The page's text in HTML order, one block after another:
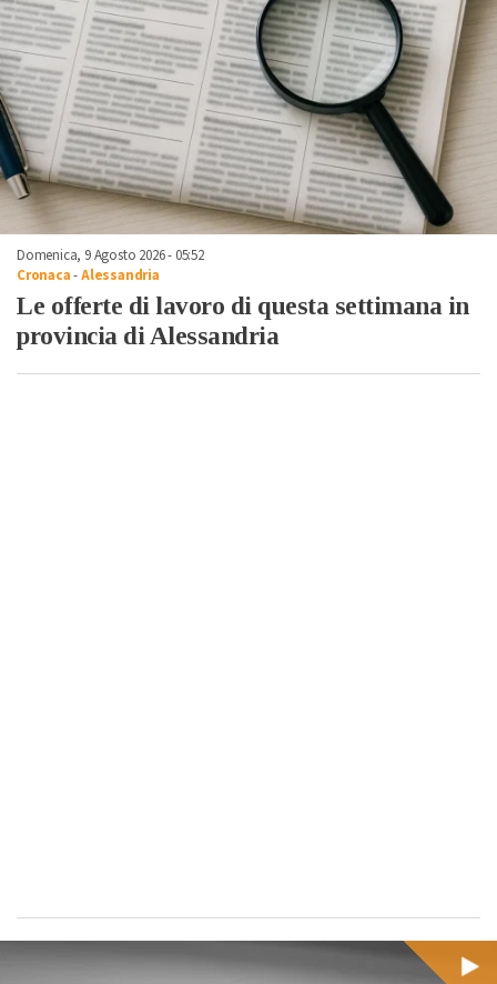
Domenica, 9 Agosto 2026 - 05:52
Cronaca-Alessandria
Le offerte di lavoro di questa settimana in
provincia di Alessandria